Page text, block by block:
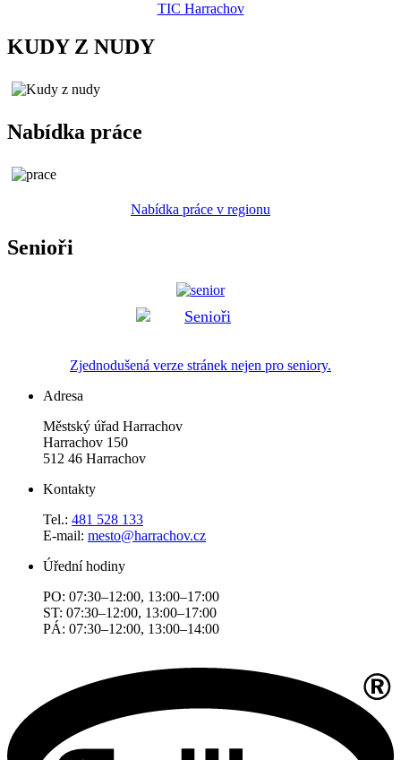
TIC Harrachov
KUDY Z NUDY
Nabídka práce
Nabídka práce v regionu
Senioři
Zjednodušená verze stránek nejen pro seniory.
Adresa
Městský úřad Harrachov
Harrachov 150
512 46 Harrachov
Kontakty
Tel.: 481 528 133
E-mail: mesto@harrachov.cz
Úřední hodiny
PO: 07:30–12:00, 13:00–17:00
ST: 07:30–12:00, 13:00–17:00
PÁ: 07:30–12:00, 13:00–14:00